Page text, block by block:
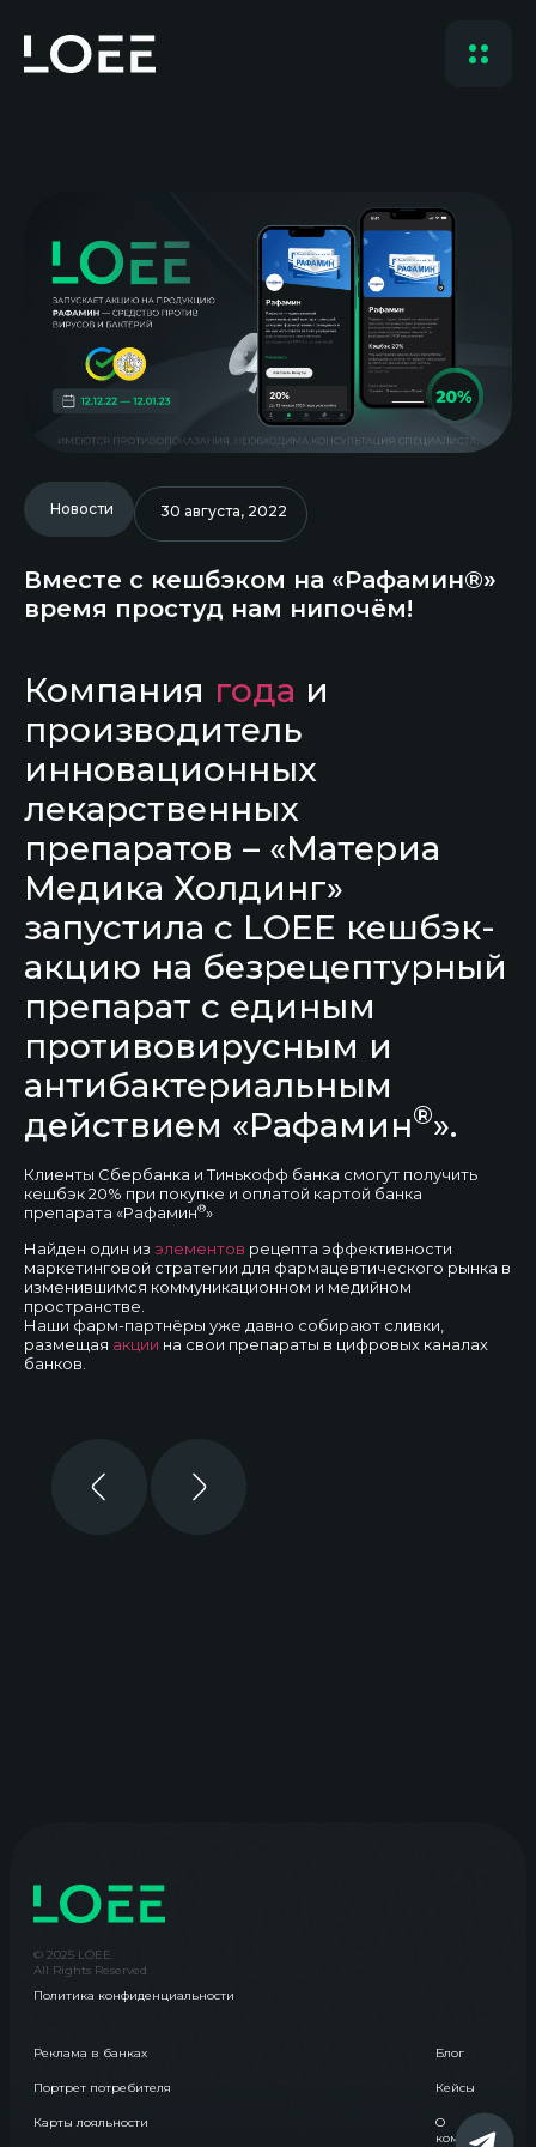
Новости 30 августа, 2022
Вместе с кешбэком на «Рафамин®»
время простуд нам нипочём!
Компания года и
производитель
инновационных
лекарственных
препаратов – «Материа
Медика Холдинг»
запустила с LOEE кешбэк-
акцию на безрецептурный
препарат с единым
противовирусным и
антибактериальным
действием «Рафамин®».
Клиенты Сбербанка и Тинькофф банка смогут получить
кешбэк 20% при покупке и оплатой картой банка
препарата «Рафамин®»
Найден один из элементов рецепта эффективности
маркетинговой стратегии для фармацевтического рынка в
изменившимся коммуникационном и медийном
пространстве.
Наши фарм-партнёры уже давно собирают сливки,
размещая акции на свои препараты в цифровых каналах
банков.
© 2025 LOEE.
All Rights Reserved
Политика конфиденциальности
Блог
Кейсы
О
компании
Реклама в банках
Портрет потребителя
Карты лояльности